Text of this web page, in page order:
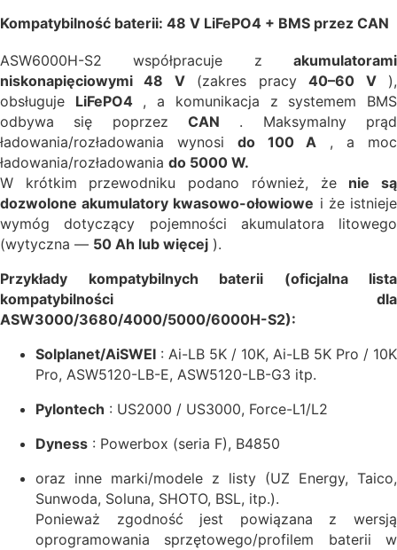
Kompatybilność baterii: 48 V LiFePO4 + BMS przez CAN
ASW6000H-S2 współpracuje z akumulatorami
niskonapięciowymi 48 V(zakres pracy40–60 V),
obsługuje LiFePO4, a komunikacja z systemem BMS
odbywa się poprzez CAN . Maksymalny prąd
ładowania/rozładowania wynosi do 100 A , a moc
ładowania/rozładowania do 5000 W.
W krótkim przewodniku podano również, że nie są
dozwolone akumulatory kwasowo-ołowiowe i że istnieje
wymóg dotyczący pojemności akumulatora litowego
(wytyczna — 50 Ah lub więcej ).
Przykłady kompatybilnych baterii (oficjalna lista
kompatybilności dla
ASW3000/3680/4000/5000/6000H-S2):
Solplanet/AiSWEI : Ai-LB 5K / 10K, Ai-LB 5K Pro / 10K
Pro, ASW5120-LB-E, ASW5120-LB-G3 itp.
Pylontech : US2000 / US3000, Force-L1/L2
Dyness : Powerbox (seria F), B4850
oraz inne marki/modele z listy (UZ Energy, Taico,
Sunwoda, Soluna, SHOTO, BSL, itp.).
Ponieważ zgodność jest powiązana z wersją
oprogramowania sprzętowego/profilem baterii w